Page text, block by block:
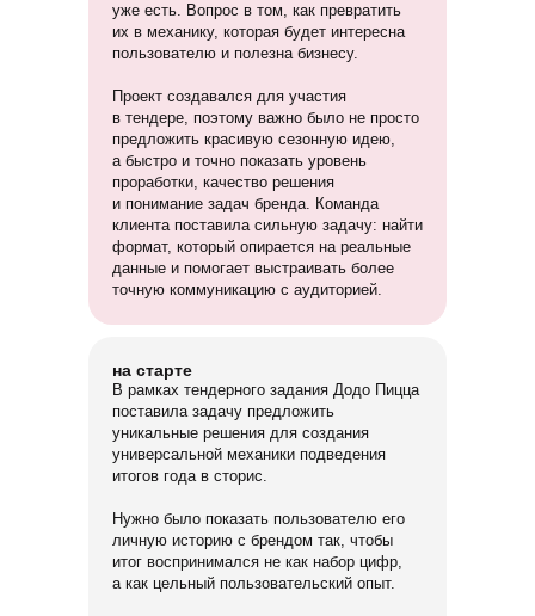
уже есть. Вопрос в том, как превратить
их в механику, которая будет интересна
пользователю и полезна бизнесу.
Проект создавался для участия
в тендере, поэтому важно было не просто
предложить красивую сезонную идею,
а быстро и точно показать уровень
проработки, качество решения
и понимание задач бренда. Команда
клиента поставила сильную задачу: найти
формат, который опирается на реальные
данные и помогает выстраивать более
точную коммуникацию с аудиторией.
на старте
В рамках тендерного задания Додо Пицца
поставила задачу предложить
уникальные решения для создания
универсальной механики подведения
итогов года в сторис.
Нужно было показать пользователю его
личную историю с брендом так, чтобы
итог воспринимался не как набор цифр,
а как цельный пользовательский опыт.